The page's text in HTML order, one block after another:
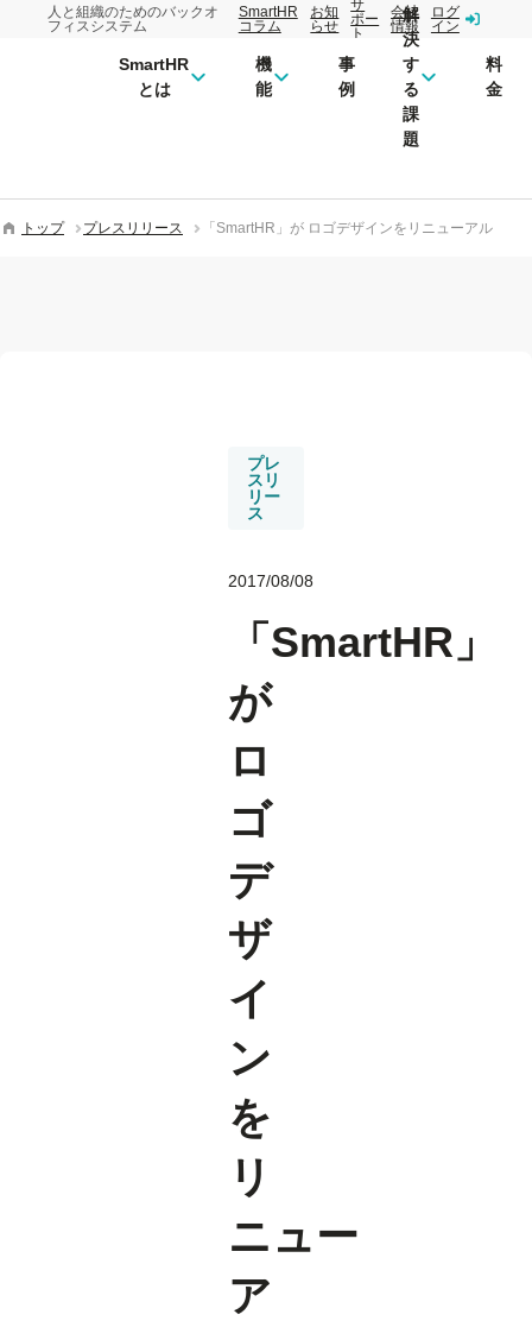
人と組織のためのバックオ
フィスシステム
SmartHR
コラム
お知
らせ
サ
ポー
ト
会社
情報
ログ
イン
SmartHR
とは
機
能
事
例
解
決
す
る
課
題
料
金
トップ プレスリリース 「SmartHR」が ロゴデザインをリニューアル
プレ
スリ
リー
ス
2017/08/08
「SmartHR」
が
ロ
ゴ
デ
ザ
イ
ン
を
リ
ニュー
ア